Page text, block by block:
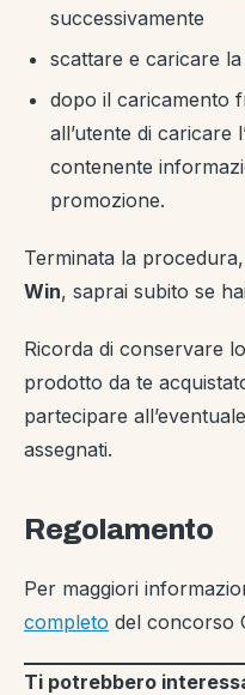
successivamente
scattare e caricare
dopo il caricamento
all’utente di caricare
contenente
promozione.
Terminata la
Win, saprai subito se
Ricorda di conservare
prodotto da te
partecipare
assegnati.
Regolamento
Per maggiori
completo del concorso
Ti potrebbero